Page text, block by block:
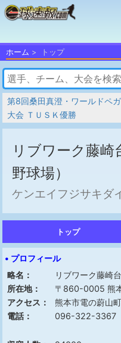
ホーム トップ
第8回桑田真澄・ワールドペ
大会 ＴＵＳＫ優勝
リブワーク藤崎
野球場）
ケンエイフジサキダ
トップ
• プロフィール
略名：
リブワーク藤崎
所在地：
〒860-0005 熊
アクセス：
熊本市電の蔚山
電話：
096-322-3367